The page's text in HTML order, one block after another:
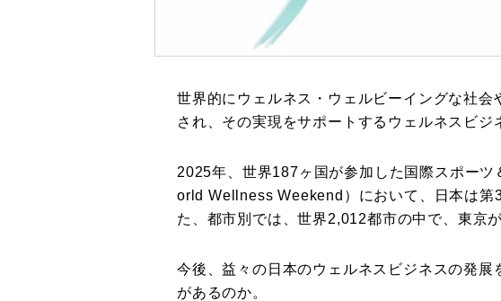
世界的にウェルネス・ウェルビーイングな社会
され、その実現をサポートするウェルネスビジ
2025年、世界187ヶ国が参加した国際スポー
orld Wellness Weekend）において、日本は第
た、都市別では、世界2,012都市の中で、東京
今後、益々の日本のウェルネスビジネスの発展
があるのか。